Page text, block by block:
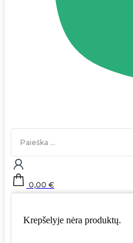
Search
0,00 €
Krepšelyje nėra produktų.